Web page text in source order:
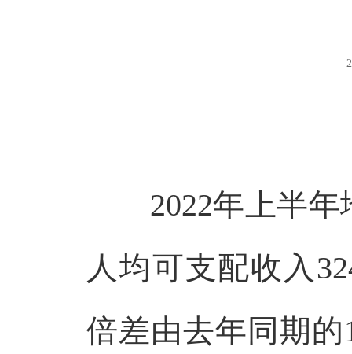
2022年上半年
人均可支配收入
倍差由去年同期